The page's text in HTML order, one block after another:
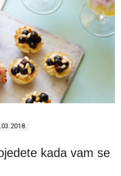
kada vam se